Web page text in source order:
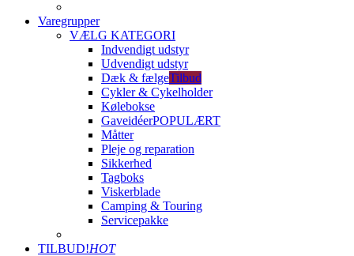
Varegrupper
VÆLG KATEGORI
Indvendigt udstyr
Udvendigt udstyr
Dæk & fælgeTilbud
Cykler & Cykelholder
Kølebokse
GaveidéerPOPULÆRT
Måtter
Pleje og reparation
Sikkerhed
Tagboks
Viskerblade
Camping & Touring
Servicepakke
TILBUD!HOT